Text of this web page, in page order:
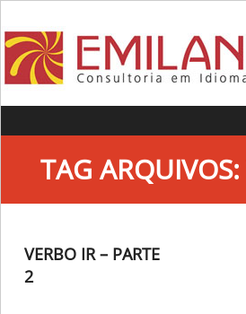
TAG ARQUIVOS:
VERBO IR – PARTE
2